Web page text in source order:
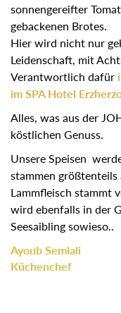
sonnengereifter
gebackenen Brotes.
Hier wird nicht nur
Leidenschaft, mit
Verantwortlich dafür
im SPA Hotel
Alles, was aus der
köstlichen Genuss.
Unsere Speisen
stammen größtenteils
Lammfleisch stammt
wird ebenfalls in der
Seesaibling sowieso..
Ayoub Semlali
Küchenchef